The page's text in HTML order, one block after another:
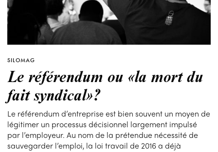
SILOMAG
Le référendum ou «la mort du
fait syndical»?
Le référendum d’entreprise est bien souvent un moyen de
légitimer un processus décisionnel largement impulsé
par l’employeur. Au nom de la prétendue nécessité de
sauvegarder l’emploi, la loi travail de 2016 a déjà